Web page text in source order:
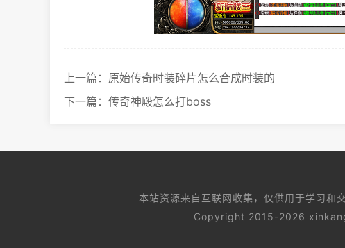
上一篇： 原始传奇时装碎片怎么合成时装的
下一篇： 传奇神殿怎么打boss
本站资源来自互联网收集，仅供用于学习和
Copyright 2015-2026